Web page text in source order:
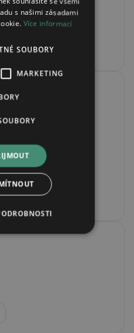
29301
s našimi zásadami
Více informací
SOUBORY
MARKETING